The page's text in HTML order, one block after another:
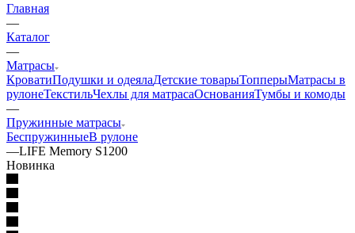
Главная
—
Каталог
—
Матрасы
КроватиПодушки и одеялаДетские товарыТопперыМатрасы в
рулонеТекстильЧехлы для матрасаОснованияТумбы и комоды
—
Пружинные матрасы
БеспружинныеВ рулоне
—LIFE Memory S1200
Новинка